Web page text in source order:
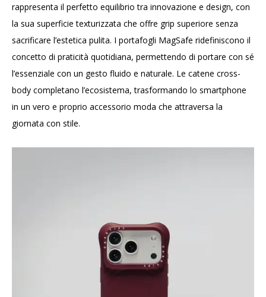
rappresenta il perfetto equilibrio tra innovazione e design, con
la sua superficie texturizzata che offre grip superiore senza
sacrificare l’estetica pulita. I portafogli MagSafe ridefiniscono il
concetto di praticità quotidiana, permettendo di portare con sé
l’essenziale con un gesto fluido e naturale. Le catene cross-
body completano l’ecosistema, trasformando lo smartphone
in un vero e proprio accessorio moda che attraversa la
giornata con stile.